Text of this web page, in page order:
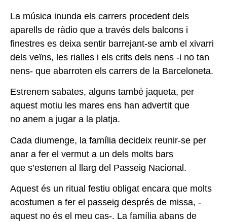
La música inunda els carrers procedent dels
aparells de ràdio que a través dels balcons i
finestres es deixa sentir barrejant-se amb el xivarri
dels veïns, les rialles i els crits dels nens -i no tan
nens- que abarroten els carrers de la Barceloneta.
Estrenem sabates, alguns també jaqueta, per
aquest motiu les mares ens han advertit que
no anem a jugar a la platja.
Cada diumenge, la família decideix reunir-se per
anar a fer el vermut a un dels molts bars
que s’estenen al llarg del Passeig Nacional.
Aquest és un ritual festiu obligat encara que molts
acostumen a fer el passeig després de missa, -
aquest no és el meu cas-. La família abans de